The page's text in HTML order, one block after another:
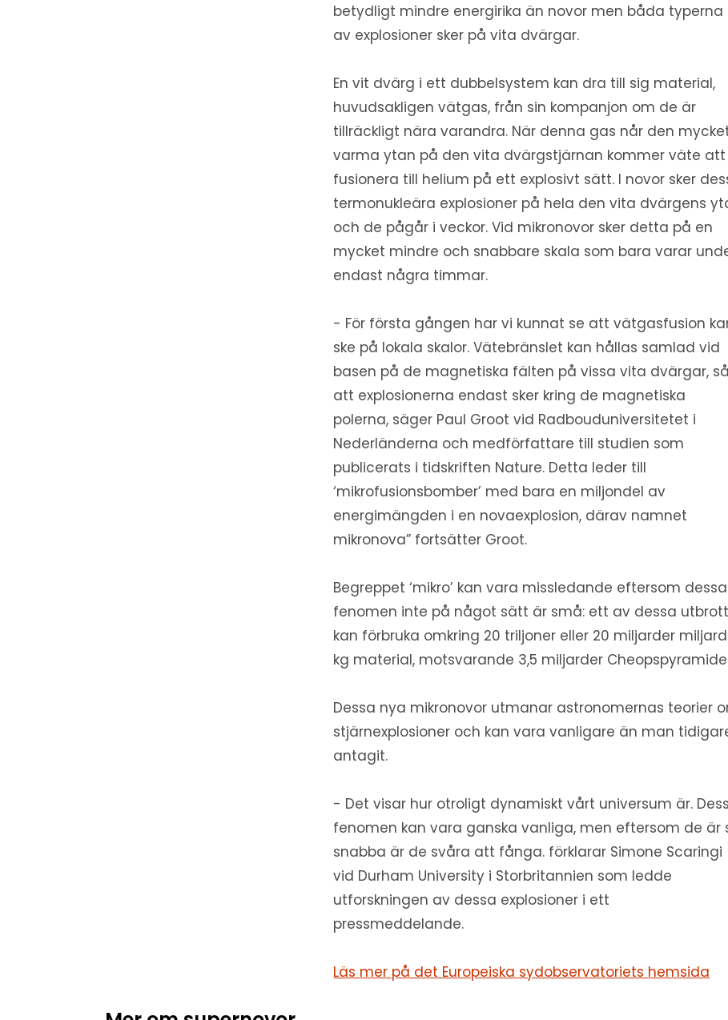
betydligt mindre energirika än novor men båda typerna
av explosioner sker på vita dvärgar.
En vit dvärg i ett dubbelsystem kan dra till sig material,
huvudsakligen vätgas, från sin kompanjon om de är
tillräckligt nära varandra. När denna gas når den
varma ytan på den vita dvärgstjärnan kommer väte att
fusionera till helium på ett explosivt sätt. I novor sker
termonukleära explosioner på hela den vita dvärgens
och de pågår i veckor. Vid mikronovor sker detta på en
mycket mindre och snabbare skala som bara varar
endast några timmar.
- För första gången har vi kunnat se att vätgasfusion
ske på lokala skalor. Vätebränslet kan hållas samlad vid
basen på de magnetiska fälten på vissa vita dvärgar, så
att explosionerna endast sker kring de magnetiska
polerna, säger Paul Groot vid Radbouduniversitetet i
Nederländerna och medförfattare till studien som
publicerats i tidskriften Nature. Detta leder till
‘mikrofusionsbomber’ med bara en miljondel av
energimängden i en novaexplosion, därav namnet
mikronova” fortsätter Groot.
Begreppet ‘mikro’ kan vara missledande eftersom dessa
fenomen inte på något sätt är små: ett av dessa utbrott
kan förbruka omkring 20 triljoner eller 20 miljarder
kg material, motsvarande 3,5 miljarder
Dessa nya mikronovor utmanar astronomernas teorier
stjärnexplosioner och kan vara vanligare än man
antagit.
- Det visar hur otroligt dynamiskt vårt universum är.
fenomen kan vara ganska vanliga, men eftersom de är
snabba är de svåra att fånga. förklarar Simone Scaringi
vid Durham University i Storbritannien som ledde
utforskningen av dessa explosioner i ett
pressmeddelande.
Läs mer på det Europeiska sydobservatoriets hemsida